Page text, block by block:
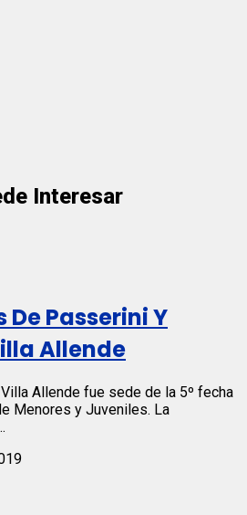
Interesar
Passerini Y
Allende
Allende fue sede de la 5º fecha
Menores y Juveniles. La